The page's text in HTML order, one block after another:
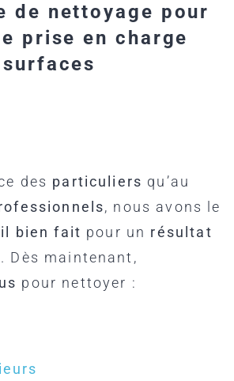
de nettoyage pour
prise en charge
des particuliers qu’au
, nous avons le
bien fait pour un résultat
. Dès maintenant,
pour nettoyer :